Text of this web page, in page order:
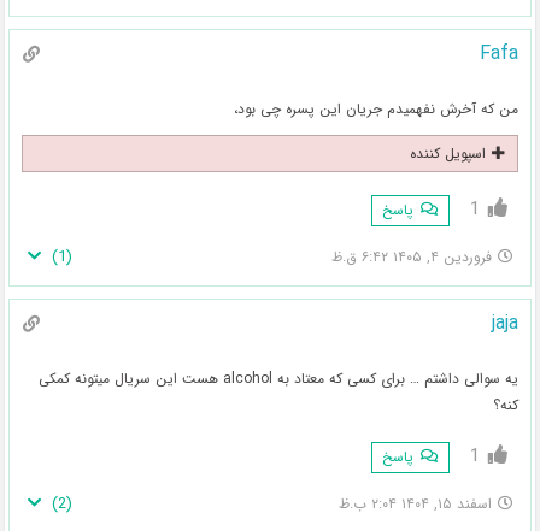
Fafa
من که آخرش نفهمیدم جریان این پسره چی بود،
اسپویل کننده
1 پاسخ
فروردین ۴, ۱۴۰۵ ۶:۴۲ ق.ظ (
1
)
jaja
یه سوالی داشتم … برای کسی که معتاد به alcohol هست این سریال میتونه کمکی
کنه؟
1 پاسخ
اسفند ۱۵, ۱۴۰۴ ۲:۰۴ ب.ظ (
2
)